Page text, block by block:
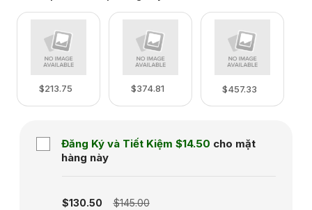
$213.75 $374.81 $457.33
Đăng Ký và Tiết Kiệm $14.50 cho mặt
hàng này
$130.50 $145.00